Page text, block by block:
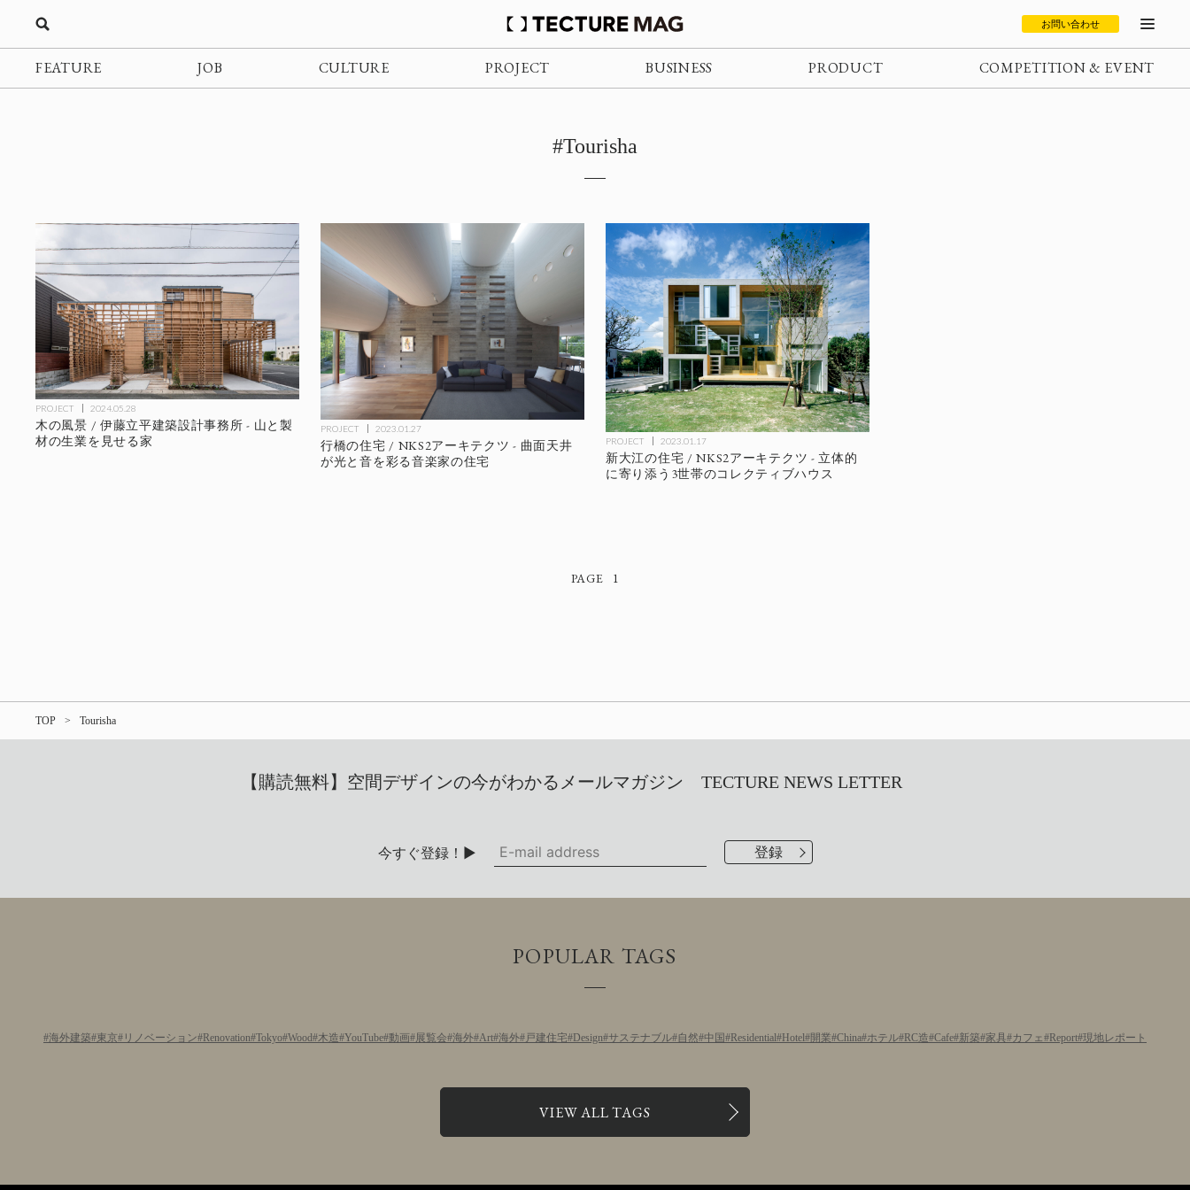
お問い合わせ
FEATURE JOB CULTURE PROJECT BUSINESS PRODUCT COMPETITION & EVENT
#Tourisha
PROJECT 2024.05.28
木の風景 / 伊藤立平建築設計事務所 - 山と製
材の生業を見せる家
PROJECT 2023.01.27
行橋の住宅 / NKS2アーキテクツ - 曲面天井
が光と音を彩る音楽家の住宅
PROJECT 2023.01.17
新大江の住宅 / NKS2アーキテクツ - 立体的
に寄り添う3世帯のコレクティブハウス
1
TOP Tourisha
【購読無料】空間デザインの今がわかるメールマガジン TECTURE NEWS LETTER
今すぐ登録！▶
POPULAR TAGS
海外建築 東京 リノベーション Renovation Tokyo Wood 木造 YouTube 動画 展覧会 海外 Art 海外 戸建住宅 Design サステナブル 自然 中国 Residential Hotel 開業 China ホテル RC造 Cafe 新築 家具 カフェ Report 現地レポート
VIEW ALL TAGS